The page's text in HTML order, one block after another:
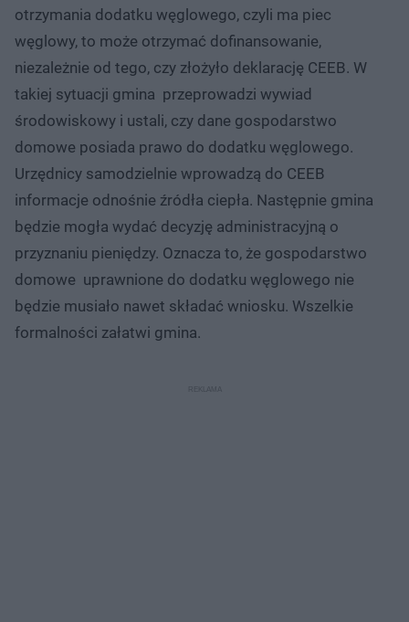
otrzymania dodatku węglowego, czyli ma piec
węglowy, to może otrzymać dofinansowanie,
niezależnie od tego, czy złożyło deklarację CEEB. W
takiej sytuacji gmina przeprowadzi wywiad
środowiskowy i ustali, czy dane gospodarstwo
domowe posiada prawo do dodatku węglowego.
Urzędnicy samodzielnie wprowadzą do CEEB
informacje odnośnie źródła ciepła. Następnie gmina
będzie mogła wydać decyzję administracyjną o
przyznaniu pieniędzy. Oznacza to, że gospodarstwo
domowe uprawnione do dodatku węglowego nie
będzie musiało nawet składać wniosku. Wszelkie
formalności załatwi gmina.